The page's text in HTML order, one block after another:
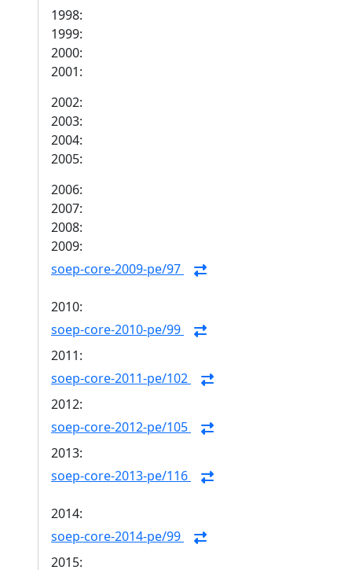
1998:
1999:
2000:
2001:
2002:
2003:
2004:
2005:
2006:
2007:
2008:
2009:
soep-core-2009-pe/97
2010:
soep-core-2010-pe/99
2011:
soep-core-2011-pe/102
2012:
soep-core-2012-pe/105
2013:
soep-core-2013-pe/116
2014:
soep-core-2014-pe/99
2015: